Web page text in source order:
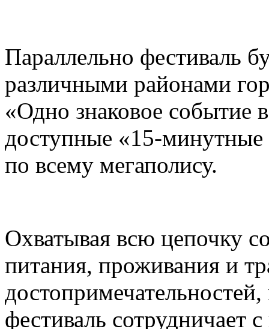
Параллельно фестиваль
различными районами
«Одно знаковое событие
доступные «15-минутные
по всему мегаполису.
Охватывая всю цепочку
питания, проживания и
фестиваль сотрудничает